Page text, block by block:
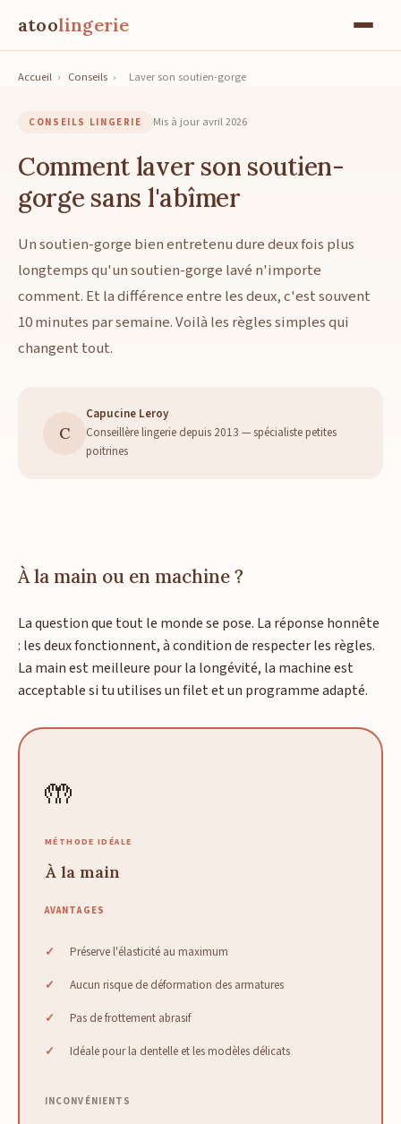
atoolingerie
Accueil › Conseils › Laver son soutien-gorge
CONSEILS LINGERIE Mis à jour avril 2026
Comment laver son soutien-
gorge sans l'abîmer
Un soutien-gorge bien entretenu dure deux fois plus
longtemps qu'un soutien-gorge lavé n'importe
comment. Et la différence entre les deux, c'est souvent
10 minutes par semaine. Voilà les règles simples qui
changent tout.
C
Capucine Leroy
Conseillère lingerie depuis 2013 — spécialiste petites
poitrines
À la main ou en machine ?
La question que tout le monde se pose. La réponse honnête
: les deux fonctionnent, à condition de respecter les règles.
La main est meilleure pour la longévité, la machine est
acceptable si tu utilises un filet et un programme adapté.
🤲
MÉTHODE IDÉALE
À la main
AVANTAGES
Préserve l'élasticité au maximum
Aucun risque de déformation des armatures
Pas de frottement abrasif
Idéale pour la dentelle et les modèles délicats
INCONVÉNIENTS